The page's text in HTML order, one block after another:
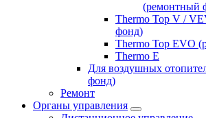
(ремонтный
Thermo Top V /
фонд)
Thermo Top EVO
Thermo E
Для воздушных
фонд)
Ремонт
Органы управления